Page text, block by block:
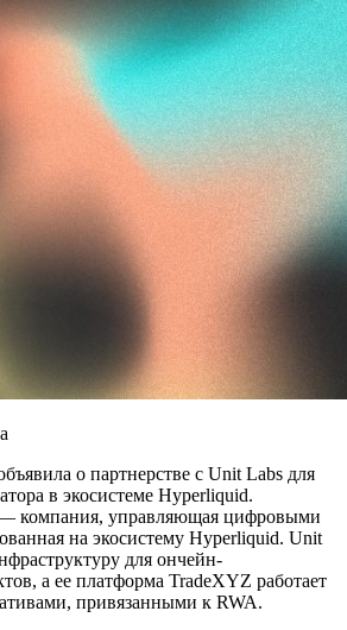
о партнерстве с Unit Labs для
в экосистеме Hyperliquid.
компания, управляющая цифровыми
на экосистему Hyperliquid. Unit
для ончейн-
а ее платформа TradeXYZ работает
привязанными к RWA.